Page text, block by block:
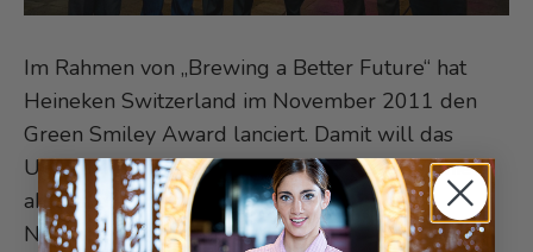
Im Rahmen von „Brewing a Better Future“ hat
Heineken Switzerland im November 2011 den
Green Smiley Award lanciert. Damit will das
Unternehmen ihre Kunden in der Gastronomie
aktiv in die unternehmerischen
Nachhaltigkeitsbestrebungen einbinden. Der